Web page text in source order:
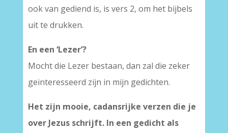
ook van gediend is, is vers 2, om het bijbels
uit te drukken.
En een ‘Lezer’?
Mocht die Lezer bestaan, dan zal die zeker
geïnteresseerd zijn in mijn gedichten.
Het zijn mooie, cadansrijke verzen die je
over Jezus schrijft. In een gedicht als